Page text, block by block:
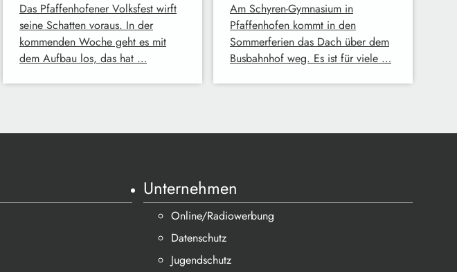
Das Pfaffenhofener Volksfest wirft
seine Schatten voraus. In der
kommenden Woche geht es mit
dem Aufbau los, das hat …
Am Schyren-Gymnasium in
Pfaffenhofen kommt in den
Sommerferien das Dach über dem
Busbahnhof weg. Es ist für viele …
Unternehmen
Online/Radiowerbung
Datenschutz
Jugendschutz